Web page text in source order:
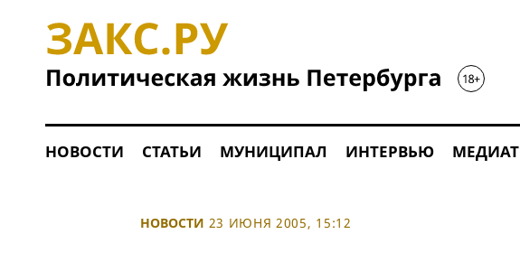
НОВОСТИ СТАТЬИ МУНИЦИПАЛ ИНТЕРВЬЮ
НОВОСТИ 23 ИЮНЯ 2005, 15:12